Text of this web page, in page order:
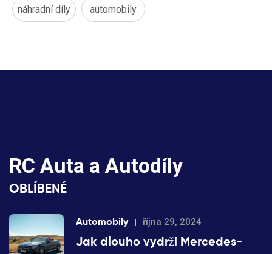
náhradní díly automobily
RC Auta a Autodíly
OBLÍBENÉ
Automobily října 29, 2024
Jak dlouho vydrží Mercedes-